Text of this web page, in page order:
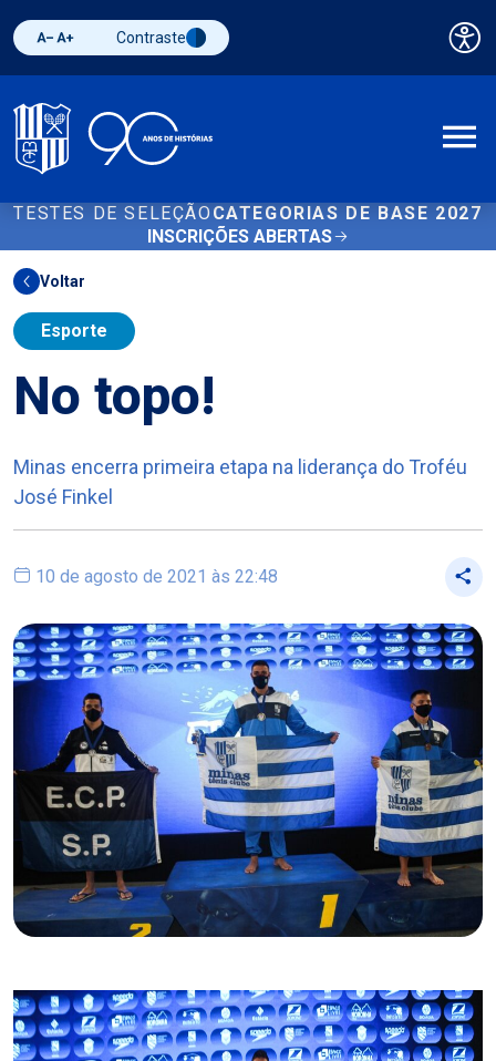
Diminuir fonte
Aumentar fonteAlternar contraste
Contraste
TESTES DE SELEÇÃO CATEGORIAS DE BASE 2027
INSCRIÇÕES ABERTAS
Voltar
Esporte
No topo!
Minas encerra primeira etapa na liderança do Troféu
José Finkel
10 de agosto de 2021 às 22:48